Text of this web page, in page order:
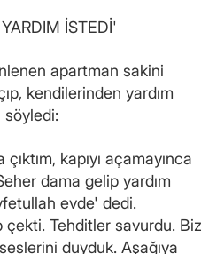
İSTEDİ'
apartman sakini
kendilerinden yardım
söyledi:
kapıyı açamayınca
dama gelip yardım
evde' dedi.
Tehditler savurdu. Biz
duyduk. Aşağıya